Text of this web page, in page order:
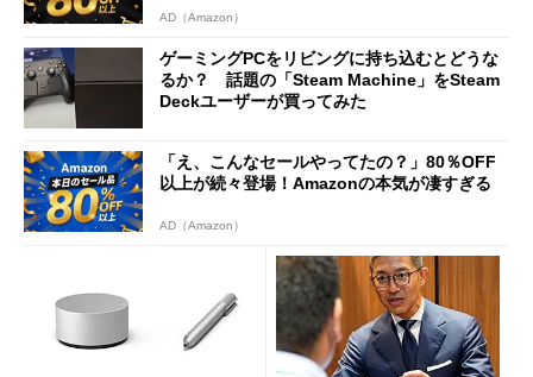
AD（Amazon）
ゲーミングPCをリビングに持ち込むとどうな
るか？ 話題の「Steam Machine」をSteam
Deckユーザーが買ってみた
「え、こんなセールやってたの？」80％OFF
以上が続々登場！Amazonの本気が凄すぎる
AD（Amazon）